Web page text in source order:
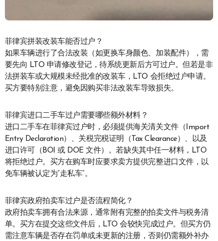
菲律宾拼装改装车能否过户？
如果车辆进行了合法改装（如更换车身颜色、加装配件），需
要先向 LTO 申请修改登记，待系统更新后方可过户。但若是非
法拼装车或大规模未经批准的改装车，LTO 会拒绝过户申请。
买方要特别注意，避免因购买非法改装车导致损失。
菲律宾进口二手车过户需要哪些额外材料？
进口二手车在菲律宾过户时，必须提供海关清关文件（Import
Entry Declaration）、关税完税证明（Tax Clearance）、以及
进口许可（BOI 或 DOE 文件）。若缺失其中任一材料，LTO
将拒绝过户。买方在购车时应要求卖方提供完整进口文件，以
免车辆被认定为“走私车”。
菲律宾政府拍卖车过户是否流程简化？
政府拍卖车拥有合法来源，通常附有完整的拍卖文件与税务清
单。买方在提交这些文件后，LTO 会较快完成过户。但买方仍
需注意车辆是否存在罚单或未更新的注册，否则仍需额外补办